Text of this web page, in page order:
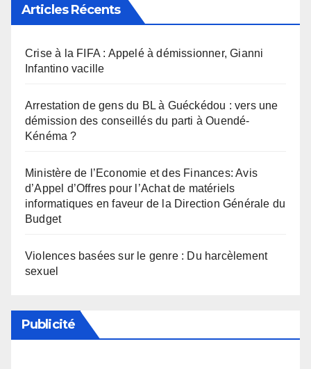
Articles Récents
Crise à la FIFA : Appelé à démissionner, Gianni
Infantino vacille
Arrestation de gens du BL à Guéckédou : vers une
démission des conseillés du parti à Ouendé-
Kénéma ?
Ministère de l’Economie et des Finances: Avis
d’Appel d’Offres pour l’Achat de matériels
informatiques en faveur de la Direction Générale du
Budget
Violences basées sur le genre : Du harcèlement
sexuel
Publicité